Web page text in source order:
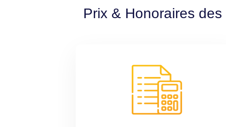
Prix & Honoraires